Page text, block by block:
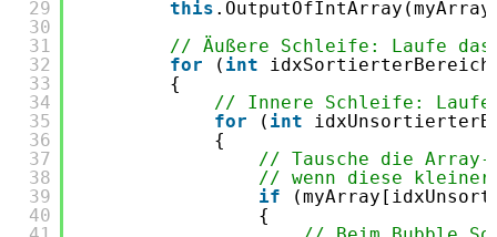
29
30
31
32
33
34
35
36
37
38
39
40
this
// Äußere Schleife: Laufe
for
( int
{
// Innere Schleife: Laufe
for
( int
{
// Tausche die
// wenn diese
if
{